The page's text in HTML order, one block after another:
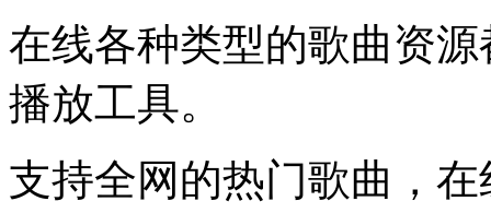
在线各种类型的歌曲资
播放工具。
支持全网的热门歌曲，